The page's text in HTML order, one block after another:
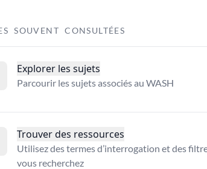
SOUVENT CONSULTÉES
Explorer les sujets
Parcourir les sujets associés au WASH
Trouver des ressources
Utilisez des termes d’interrogation et des
vous recherchez